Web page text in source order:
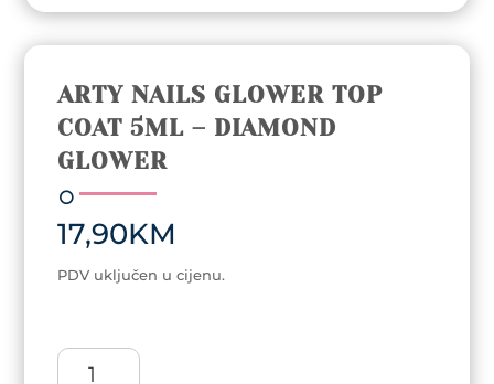
ARTY NAILS GLOWER TOP
COAT 5ML – DIAMOND
GLOWER
17,90KM
PDV uključen u cijenu.
Arty